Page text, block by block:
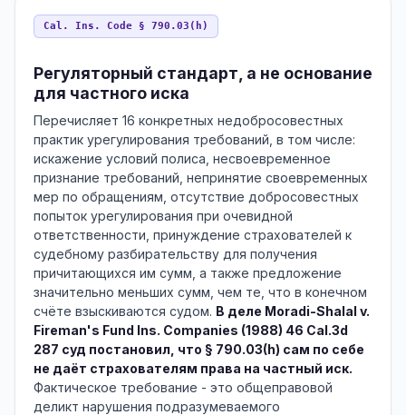
Cal. Ins. Code § 790.03(h)
Регуляторный стандарт, а не основание
для частного иска
Перечисляет 16 конкретных недобросовестных
практик урегулирования требований, в том числе:
искажение условий полиса, несвоевременное
признание требований, непринятие своевременных
мер по обращениям, отсутствие добросовестных
попыток урегулирования при очевидной
ответственности, принуждение страхователей к
судебному разбирательству для получения
причитающихся им сумм, а также предложение
значительно меньших сумм, чем те, что в конечном
счёте взыскиваются судом. В деле Moradi-Shalal v.
Fireman's Fund Ins. Companies (1988) 46 Cal.3d
287 суд постановил, что § 790.03(h) сам по себе
не даёт страхователям права на частный иск.
Фактическое требование - это общеправовой
деликт нарушения подразумеваемого